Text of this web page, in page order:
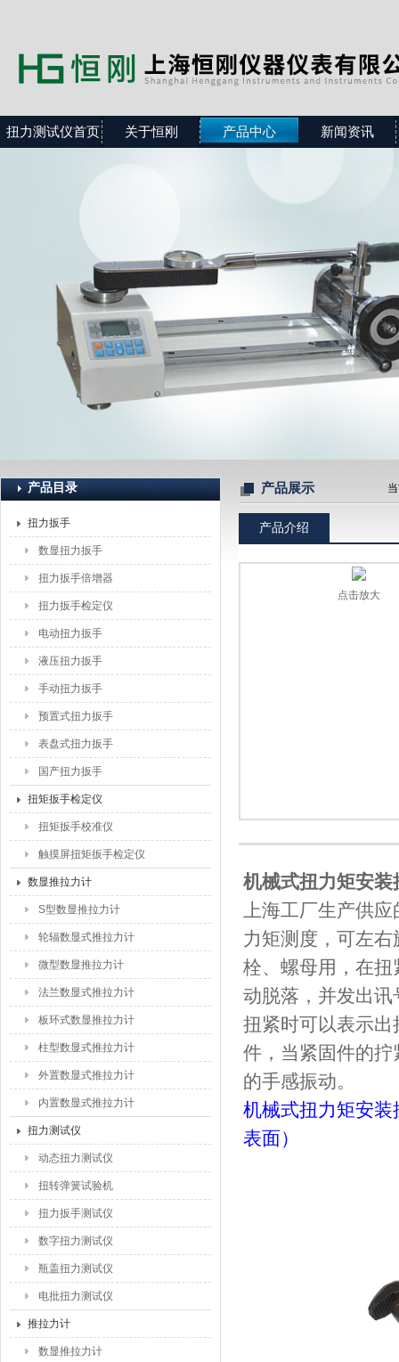
扭力测试仪首页 关于恒刚 产品中心 新闻资讯
产品目录
扭力扳手
数显扭力扳手
扭力扳手倍增器
扭力扳手检定仪
电动扭力扳手
液压扭力扳手
手动扭力扳手
预置式扭力扳手
表盘式扭力扳手
国产扭力扳手
扭矩扳手检定仪
扭矩扳手校准仪
触摸屏扭矩扳手检定仪
数显推拉力计
S型数显推拉力计
轮辐数显式推拉力计
微型数显推拉力计
法兰数显式推拉力计
板环式数显推拉力计
柱型数显式推拉力计
外置数显式推拉力计
内置数显式推拉力计
扭力测试仪
动态扭力测试仪
扭转弹簧试验机
扭力扳手测试仪
数字扭力测试仪
瓶盖扭力测试仪
电批扭力测试仪
推拉力计
数显推拉力计
产品展示
产品介绍
点击放大
机械式扭力矩安
上海工厂生产供应
力矩测度，可左
栓、螺母用，在
动脱落，并发出
扭紧时可以表示出
件，当紧固件的
的手感振动。
机械式扭力矩安装
表面）